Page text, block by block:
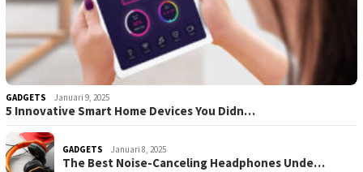
GADGETS Januari 9, 2025
5 Innovative Smart Home Devices You Didn…
GADGETS Januari 8, 2025
The Best Noise-Canceling Headphones Unde…